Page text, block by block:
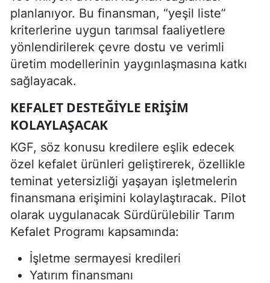
planlanıyor. Bu finansman, “yeşil liste”
kriterlerine uygun tarımsal faaliyetlere
yönlendirilerek çevre dostu ve verimli
üretim modellerinin yaygınlaşmasına katkı
sağlayacak.
KEFALET DESTEĞIYLE ERIŞIM
KOLAYLAŞACAK
KGF, söz konusu kredilere eşlik edecek
özel kefalet ürünleri geliştirerek, özellikle
teminat yetersizliği yaşayan işletmelerin
finansmana erişimini kolaylaştıracak. Pilot
olarak uygulanacak Sürdürülebilir Tarım
Kefalet Programı kapsamında:
İşletme sermayesi kredileri
Yatırım finansmanı